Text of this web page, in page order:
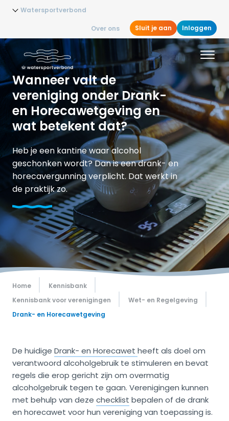
Watersportverbond
Over ons Sluit je aan Inloggen
Wanneer valt de
vereniging onder Drank-
en Horecawetgeving en
wat betekent dat?
Heb je een kantine waar alcohol
geschonken wordt? Dan is een drank- en
horecavergunning verplicht. Dat werkt in
de praktijk zo.
Home
Kennisbank
Kennisbank voor verenigingen
Wet- en Regelgeving
Drank- en Horecawetgeving
De huidige Drank- en Horecawet heeft als doel om
verantwoord alcoholgebruik te stimuleren en bevat
regels die erop gericht zijn om overmatig
alcoholgebruik tegen te gaan. Verenigingen kunnen
met behulp van deze checklist bepalen of de drank
en horecawet voor hun vereniging van toepassing is.